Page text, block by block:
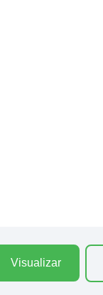
Visualizar